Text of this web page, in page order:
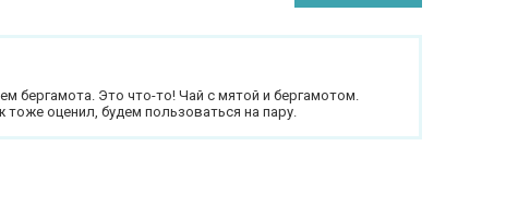
бергамота. Это что-то! Чай с мятой и бергамотом.
оценил, будем пользоваться на пару.